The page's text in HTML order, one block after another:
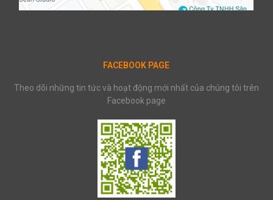
FACEBOOK PAGE
Theo dõi những tin tức và hoạt động mới nhất của chúng tôi trên
Facebook page